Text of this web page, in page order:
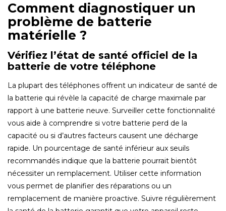
Comment diagnostiquer un
problème de batterie
matérielle ?
Vérifiez l’état de santé officiel de la
batterie de votre téléphone
La plupart des téléphones offrent un indicateur de santé de
la batterie qui révèle la capacité de charge maximale par
rapport à une batterie neuve. Surveiller cette fonctionnalité
vous aide à comprendre si votre batterie perd de la
capacité ou si d’autres facteurs causent une décharge
rapide. Un pourcentage de santé inférieur aux seuils
recommandés indique que la batterie pourrait bientôt
nécessiter un remplacement. Utiliser cette information
vous permet de planifier des réparations ou un
remplacement de manière proactive. Suivre régulièrement